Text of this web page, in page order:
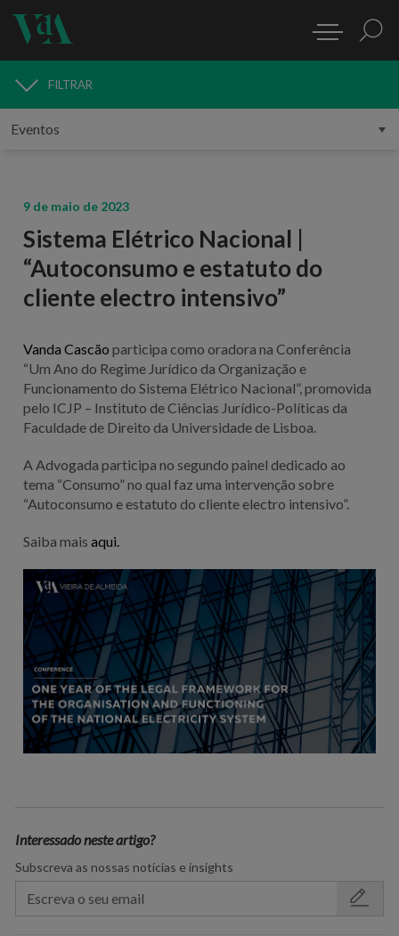
MEDIA
FILTRAR
9 de maio de 2023
Sistema Elétrico Nacional |
“Autoconsumo e estatuto do
cliente electro intensivo”
Vanda Cascão participa como oradora na Conferência
“Um Ano do Regime Jurídico da Organização e
Funcionamento do Sistema Elétrico Nacional”, promovida
pelo ICJP – Instituto de Ciências Jurídico-Políticas da
Faculdade de Direito da Universidade de Lisboa.
A Advogada participa no segundo painel dedicado ao
tema “Consumo” no qual faz uma intervenção sobre
“Autoconsumo e estatuto do cliente electro intensivo”.
Saiba mais aqui.
Interessado neste artigo?
Subscreva as nossas notícias e insights